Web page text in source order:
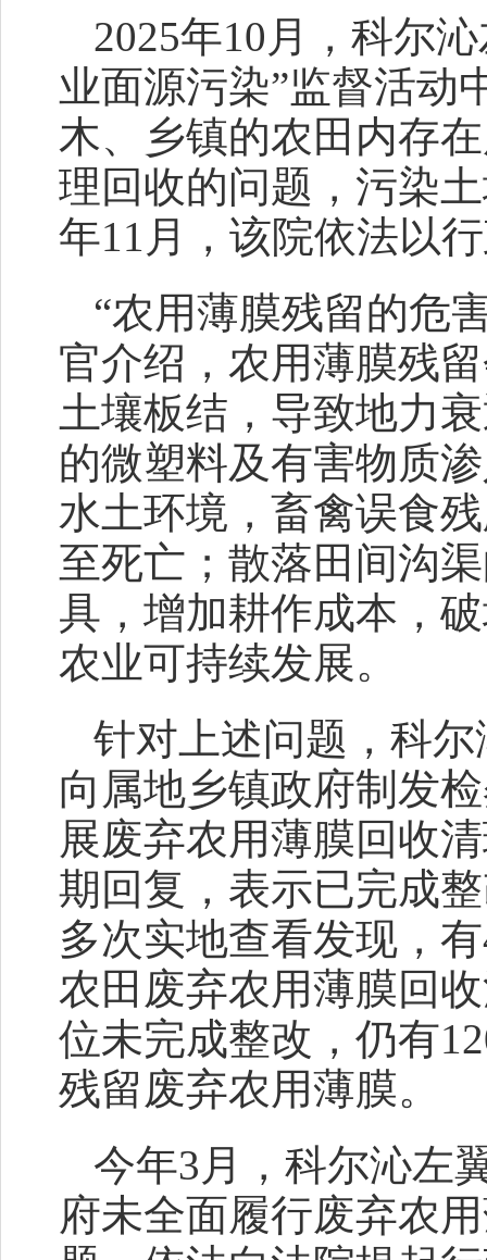
2025年10月，科尔
业面源污染”监督活动
木、乡镇的农田内存
理回收的问题，污染
年11月，该院依法以
“农用薄膜残留的危
官介绍，农用薄膜残
土壤板结，导致地力
的微塑料及有害物质
水土环境，畜禽误食
至死亡；散落田间沟
具，增加耕作成本，
农业可持续发展。
针对上述问题，科
向属地乡镇政府制发
展废弃农用薄膜回收
期回复，表示已完成
多次实地查看发现，
农田废弃农用薄膜回
位未完成整改，仍有
残留废弃农用薄膜。
今年3月，科尔沁左
府未全面履行废弃农